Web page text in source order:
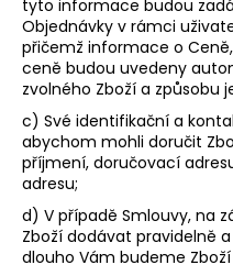
tyto informace budou
Objednávky v rámci
přičemž informace o
ceně budou uvedeny
zvolného Zboží a způsobu
c) Své identifikační a
abychom mohli doručit
příjmení, doručovací
adresu;
d) V případě Smlouvy, na
Zboží dodávat pravidelně
dlouho Vám budeme